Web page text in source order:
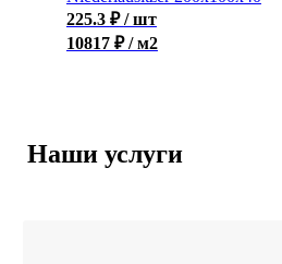
225.3 ₽ / шт
10817 ₽ / м2
Наши услуги